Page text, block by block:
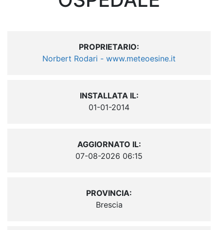
PROPRIETARIO:
Norbert Rodari - www.meteoesine.it
INSTALLATA IL:
01-01-2014
AGGIORNATO IL:
07-08-2026 06:15
PROVINCIA:
Brescia